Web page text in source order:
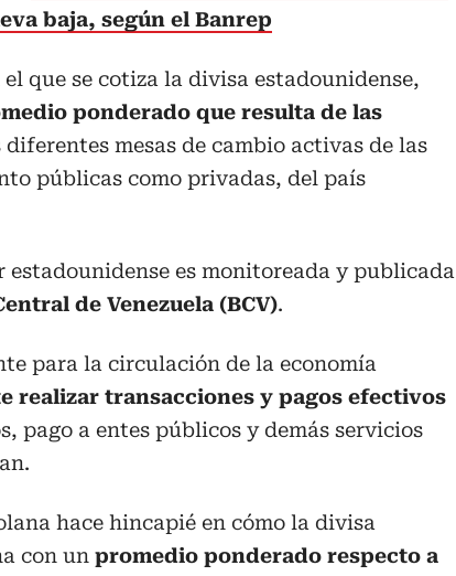
baja, según el Banrep
que se cotiza la divisa estadounidense,
ponderado que resulta de las
diferentes mesas de cambio activas de las
públicas como privadas, del país
estadounidense es monitoreada y publicada
de Venezuela (BCV).
para la circulación de la economía
realizar transacciones y pagos efectivos
pago a entes públicos y demás servicios
hace hincapié en cómo la divisa
con un promedio ponderado respecto a